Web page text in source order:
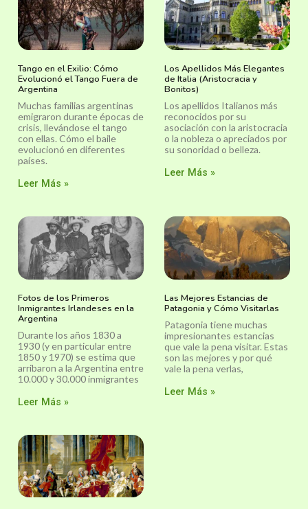
Tango en el Exilio: Cómo
Evolucionó el Tango Fuera de
Argentina
Muchas familias argentinas
emigraron durante épocas de
crisis, llevándose el tango
con ellas. Cómo el baile
evolucionó en diferentes
países.
Leer Más »
Los Apellidos Más Elegantes
de Italia (Aristocracia y
Bonitos)
Los apellidos Italianos más
reconocidos por su
asociación con la aristocracia
o la nobleza o apreciados por
su sonoridad o belleza.
Leer Más »
Fotos de los Primeros
Inmigrantes Irlandeses en la
Argentina
Durante los años 1830 a
1930 (y en particular entre
1850 y 1970) se estima que
arribaron a la Argentina entre
10.000 y 30.000 inmigrantes
Leer Más »
Las Mejores Estancias de
Patagonia y Cómo Visitarlas
Patagonia tiene muchas
impresionantes estancias
que vale la pena visitar. Estas
son las mejores y por qué
vale la pena verlas,
Leer Más »